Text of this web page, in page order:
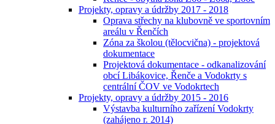
Projekty, opravy a údržby 2017 - 2018
Oprava střechy na klubovně ve sportovním
areálu v Řenčích
Zóna za školou (tělocvična) - projektová
dokumentace
Projektová dokumentace - odkanalizování
obcí Libákovice, Řenče a Vodokrty s
centrální ČOV ve Vodokrtech
Projekty, opravy a údržby 2015 - 2016
Výstavba kulturního zařízení Vodokrty
(zahájeno r. 2014)